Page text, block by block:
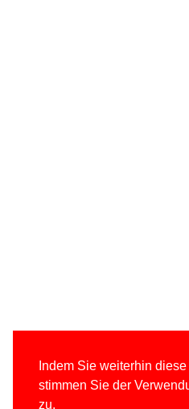
Indem Sie weiterhin
stimmen Sie der
zu.